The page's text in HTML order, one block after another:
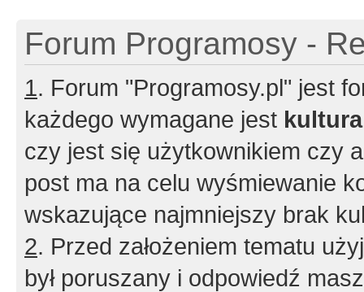
Forum Programosy -
1. Forum "Programosy.pl" jest
każdego wymagane jest
czy jest się użytkownikiem czy
post ma na celu wyśmiewanie
wskazujące najmniejszy brak
2. Przed założeniem tematu
był poruszany i odpowiedź